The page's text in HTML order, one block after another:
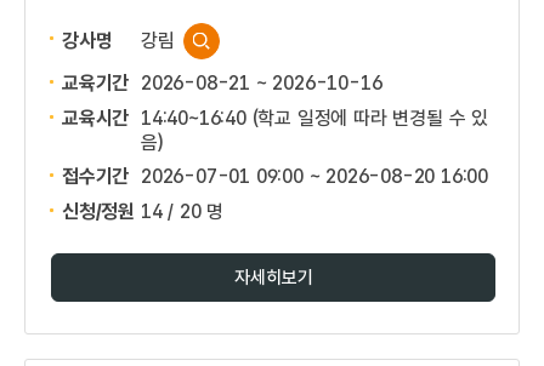
강사명
강림
교육기간 2026-08-21 ~ 2026-10-16
교육시간 14:40~16:40 (학교 일정에 따라 변경될 수 있
음)
접수기간 2026-07-01 09:00 ~ 2026-08-20 16:00
신청/정원 14 / 20 명
자세히보기